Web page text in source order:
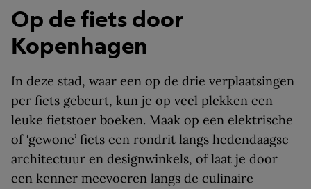
Op de fiets door
Kopenhagen
In deze stad, waar een op de drie verplaatsingen
per fiets gebeurt, kun je op veel plekken een
leuke fietstoer boeken. Maak op een elektrische
of ‘gewone’ fiets een rondrit langs hedendaagse
architectuur en designwinkels, of laat je door
een kenner meevoeren langs de culinaire